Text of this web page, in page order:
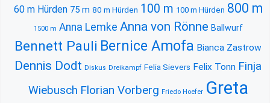
60 m Hürden 75 m 80 m Hürden 100 m 100 m Hürden 800 m
1500 m Anna Lemke Anna von Rönne Ballwurf
Bennett Pauli Bernice Amofa Bianca Zastrow
Dennis Dodt Diskus Dreikampf Felia Sievers Felix Tonn Finja
Wiebusch Florian Vorberg Friedo Hoefer Greta